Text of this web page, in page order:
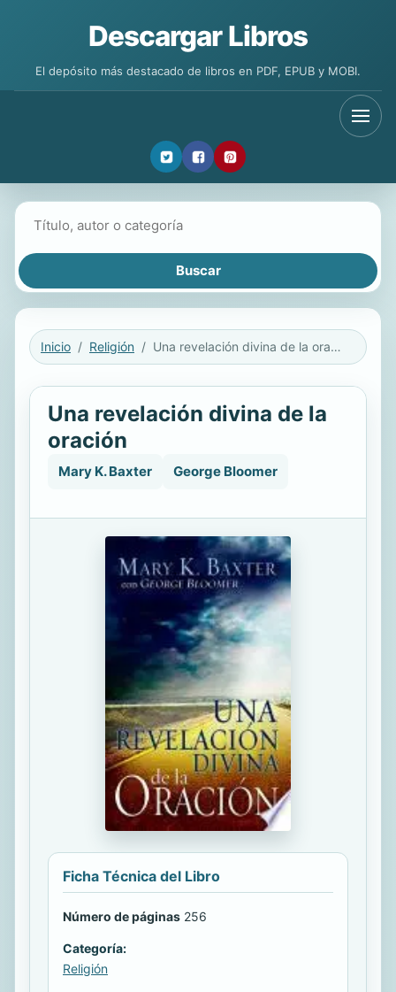
Descargar Libros
El depósito más destacado de libros en PDF, EPUB y MOBI.
Inicio Religión Una revelación divina de la oración
Una revelación divina de la
oración
Mary K. Baxter George Bloomer
Ficha Técnica del Libro
Número de páginas 256
Categoría:
Religión